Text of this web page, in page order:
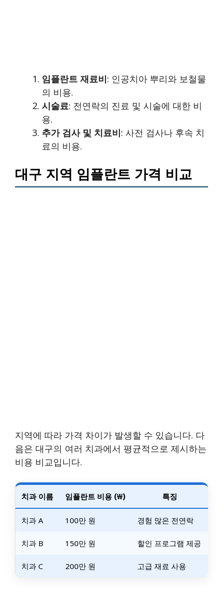
임플란트 재료비: 인공치아 뿌리와 보철물
의 비용.
시술료: 전연락의 진료 및 시술에 대한 비
용.
추가 검사 및 치료비: 사전 검사나 후속 치
료의 비용.
대구 지역 임플란트 가격 비교
지역에 따라 가격 차이가 발생할 수 있습니다. 다
음은 대구의 여러 치과에서 평균적으로 제시하는
비용 비교입니다.
치과 이름 임플란트 비용 (₩) 특징
치과 A 100만 원 경험 많은 전연락
치과 B 150만 원 할인 프로그램 제공
치과 C 200만 원 고급 재료 사용